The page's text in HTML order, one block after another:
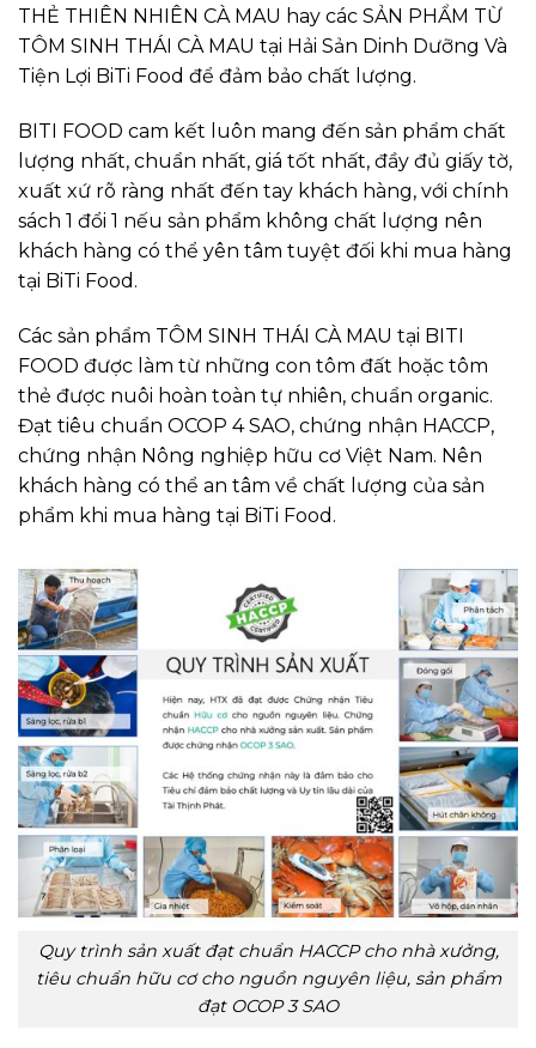
THẺ THIÊN NHIÊN CÀ MAU hay các SẢN PHẨM TỪ
TÔM SINH THÁI CÀ MAU tại Hải Sản Dinh Dưỡng Và
Tiện Lợi BiTi Food để đảm bảo chất lượng.
BITI FOOD cam kết luôn mang đến sản phẩm chất
lượng nhất, chuẩn nhất, giá tốt nhất, đầy đủ giấy tờ,
xuất xứ rõ ràng nhất đến tay khách hàng, với chính
sách 1 đổi 1 nếu sản phẩm không chất lượng nên
khách hàng có thể yên tâm tuyệt đối khi mua hàng
tại BiTi Food.
Các sản phẩm TÔM SINH THÁI CÀ MAU tại BITI
FOOD được làm từ những con tôm đất hoặc tôm
thẻ được nuôi hoàn toàn tự nhiên, chuẩn organic.
Đạt tiêu chuẩn OCOP 4 SAO, chứng nhận HACCP,
chứng nhận Nông nghiệp hữu cơ Việt Nam. Nên
khách hàng có thể an tâm về chất lượng của sản
phẩm khi mua hàng tại BiTi Food.
Quy trình sản xuất đạt chuẩn HACCP cho nhà xưởng,
tiêu chuẩn hữu cơ cho nguồn nguyên liệu, sản phẩm
đạt OCOP 3 SAO